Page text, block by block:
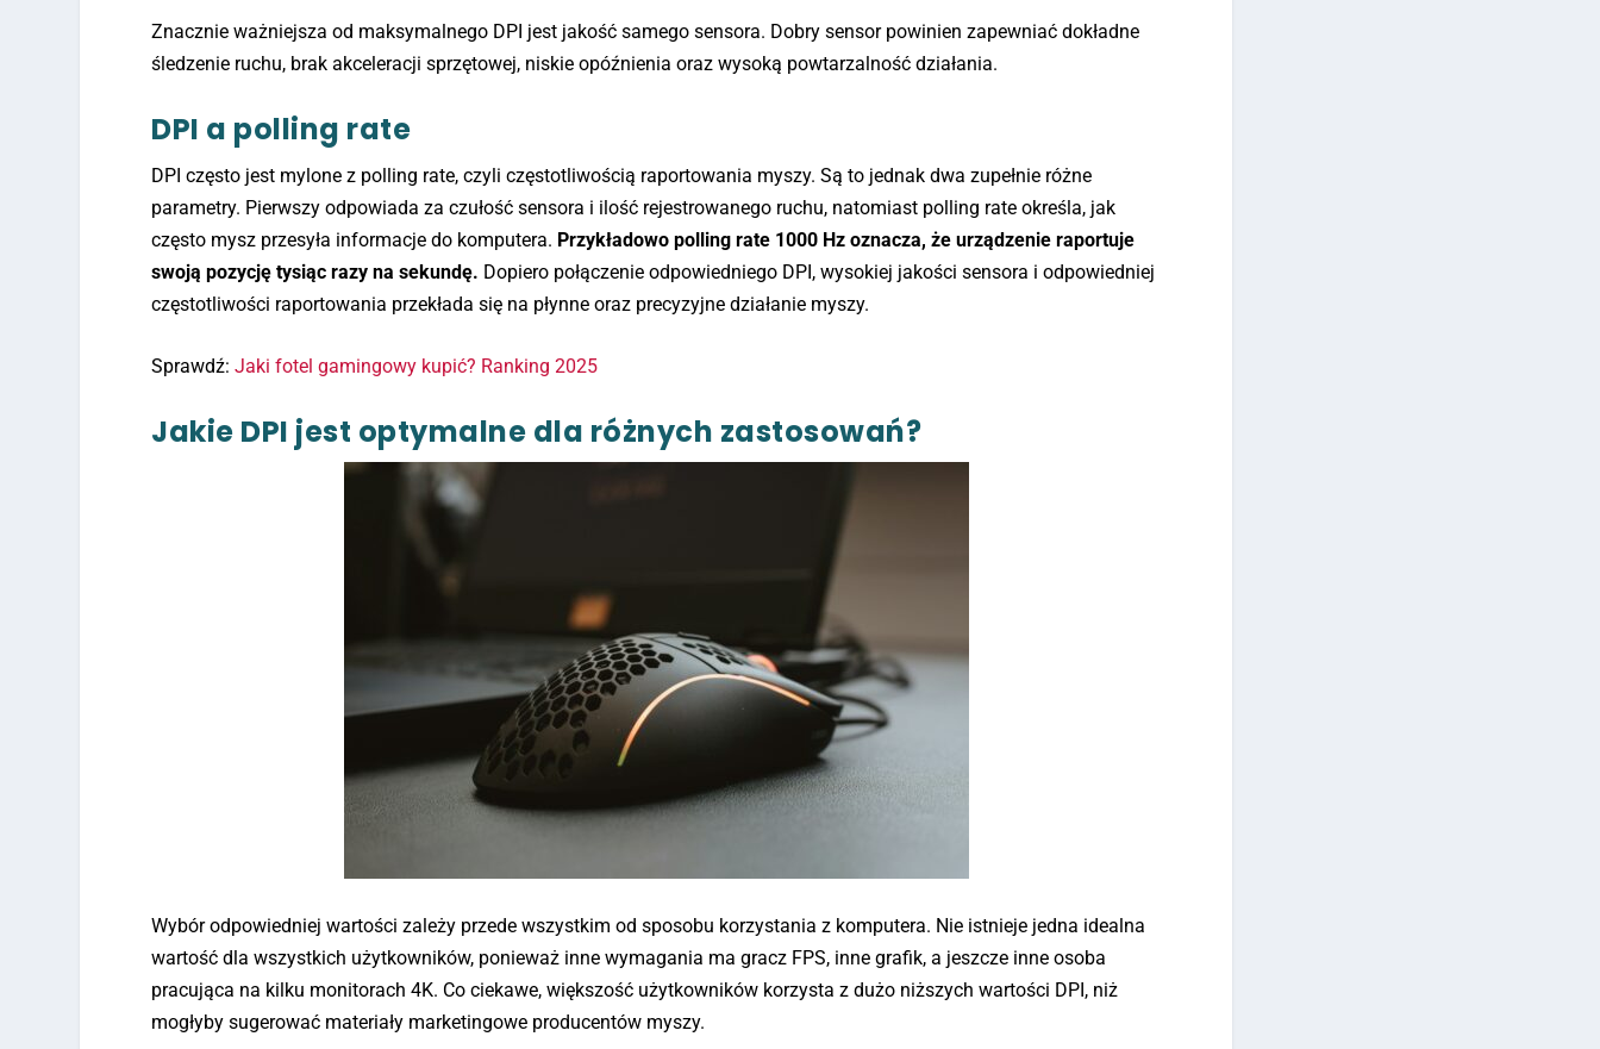
Znacznie ważniejsza od maksymalnego DPI jest jakość samego sensora. Dobry sensor powinien zapewniać dokładne
śledzenie ruchu, brak akceleracji sprzętowej, niskie opóźnienia oraz wysoką powtarzalność działania.
DPI a polling rate
DPI często jest mylone z polling rate, czyli częstotliwością raportowania myszy. Są to jednak dwa zupełnie różne
parametry. Pierwszy odpowiada za czułość sensora i ilość rejestrowanego ruchu, natomiast polling rate określa, jak
często mysz przesyła informacje do komputera. Przykładowo polling rate 1000 Hz oznacza, że urządzenie raportuje
swoją pozycję tysiąc razy na sekundę. Dopiero połączenie odpowiedniego DPI, wysokiej jakości sensora i odpowiedniej
częstotliwości raportowania przekłada się na płynne oraz precyzyjne działanie myszy.
Sprawdź:Jaki fotel gamingowy kupić? Ranking 2025
Jakie DPI jest optymalne dla różnych zastosowań?
Wybór odpowiedniej wartości zależy przede wszystkim od sposobu korzystania z komputera. Nie istnieje jedna idealna
wartość dla wszystkich użytkowników, ponieważ inne wymagania ma gracz FPS, inne grafik, a jeszcze inne osoba
pracująca na kilku monitorach 4K. Co ciekawe, większość użytkowników korzysta z dużo niższych wartości DPI, niż
mogłyby sugerować materiały marketingowe producentów myszy.